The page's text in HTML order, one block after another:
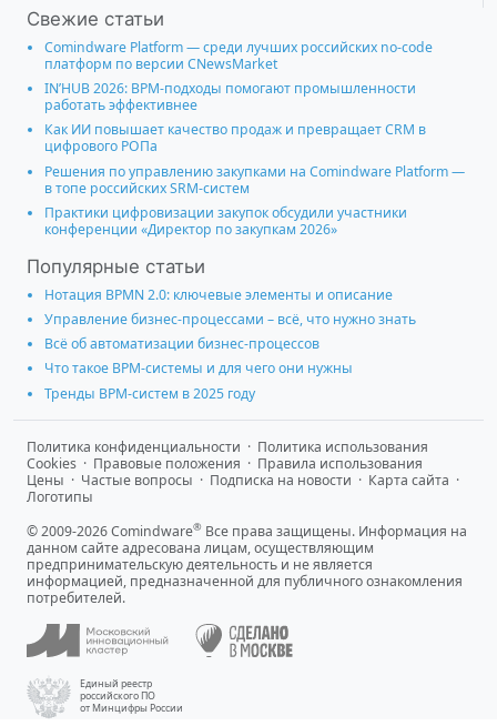
Свежие статьи
Comindware Platform — среди лучших российских no-code
платформ по версии CNewsMarket
IN’HUB 2026: BPM-подходы помогают промышленности
работать эффективнее
Как ИИ повышает качество продаж и превращает CRM в
цифрового РОПа
Решения по управлению закупками на Comindware Platform —
в топе российских SRM-систем
Практики цифровизации закупок обсудили участники
конференции «Директор по закупкам 2026»
Популярные статьи
Нотация BPMN 2.0: ключевые элементы и описание
Управление бизнес-процессами – всё, что нужно знать
Всё об автоматизации бизнес-процессов
Что такое BPM-системы и для чего они нужны
Тренды BPM-систем в 2025 году
Политика конфиденциальности · Политика использования
Cookies · Правовые положения · Правила использования
Цены · Частые вопросы · Подписка на новости · Карта сайта ·
Логотипы
© 2009-2026 Comindware® Все права защищены. Информация на
данном сайте адресована лицам, осуществляющим
предпринимательскую деятельность и не является
информацией, предназначенной для публичного ознакомления
потребителей.
Единый реестр
российского ПО
от Минцифры России